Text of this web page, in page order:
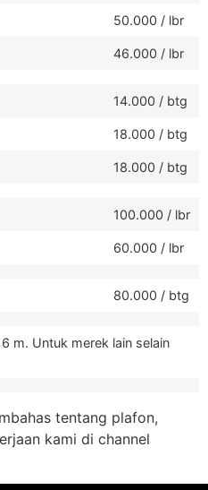
50.000 / lbr
46.000 / lbr
14.000 / btg
18.000 / btg
18.000 / btg
100.000 / lbr
60.000 / lbr
80.000 / btg
m. Untuk merek lain selain
tentang plafon,
kami di channel